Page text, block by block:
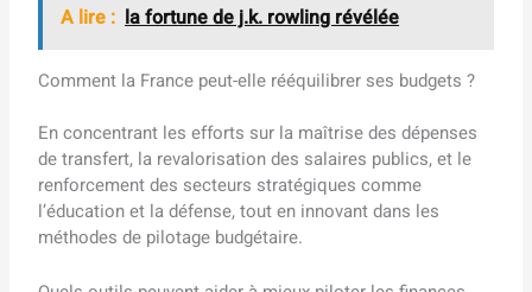
A lire : la fortune de j.k. rowling révélée
Comment la France peut-elle rééquilibrer ses budgets ?
En concentrant les efforts sur la maîtrise des dépenses
de transfert, la revalorisation des salaires publics, et le
renforcement des secteurs stratégiques comme
l’éducation et la défense, tout en innovant dans les
méthodes de pilotage budgétaire.